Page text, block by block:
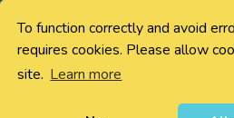
To function correctly and avoid
requires cookies. Please allow
site. Learn more